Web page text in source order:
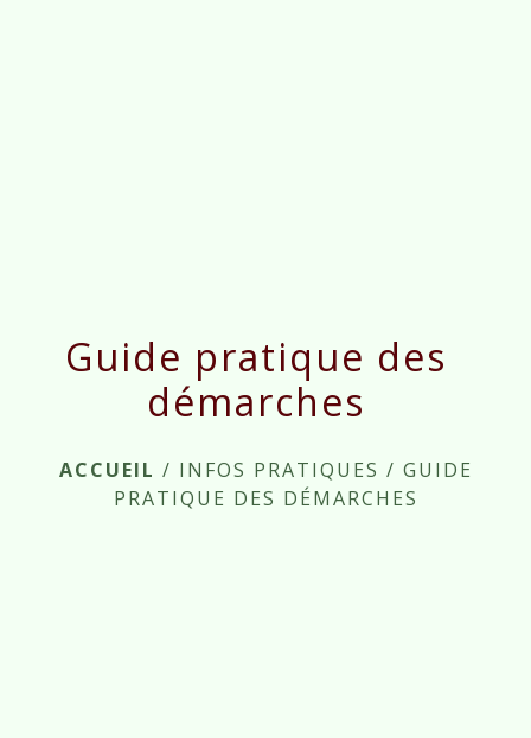
Guide pratique des
démarches
ACCUEIL / INFOS PRATIQUES / GUIDE
PRATIQUE DES DÉMARCHES